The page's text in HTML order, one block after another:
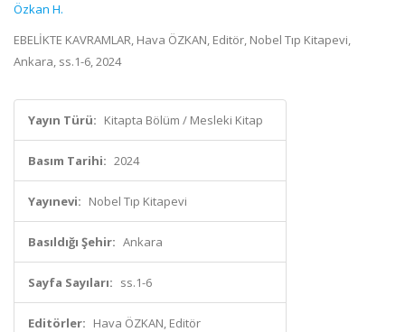
Özkan H.
EBELİKTE KAVRAMLAR, Hava ÖZKAN, Editör, Nobel Tıp Kitapevi,
Ankara, ss.1-6, 2024
Yayın Türü: Kitapta Bölüm / Mesleki Kitap
Basım Tarihi: 2024
Yayınevi: Nobel Tıp Kitapevi
Basıldığı Şehir: Ankara
Sayfa Sayıları: ss.1-6
Editörler: Hava ÖZKAN, Editör